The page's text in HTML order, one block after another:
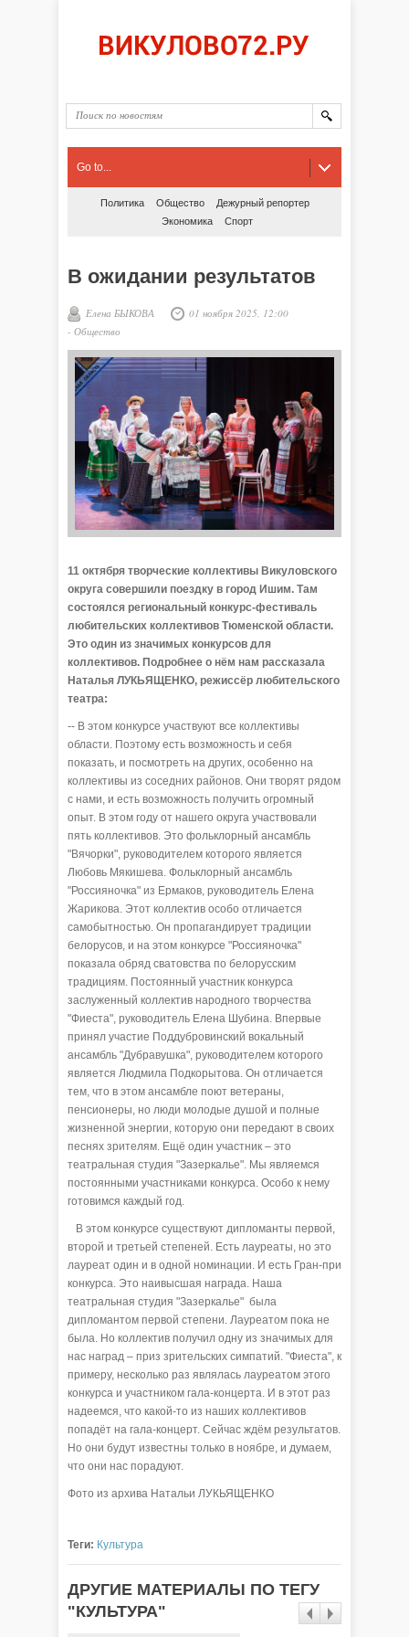
Go to...
Политика Общество
Дежурный репортер
Экономика
Спорт
В ожидании результатов
Елена БЫКОВА
01 ноября 2025, 12:00
- Общество
11 октября творческие коллективы Викуловского
округа совершили поездку в город Ишим. Там
состоялся региональный конкурс-фестиваль
любительских коллективов Тюменской области.
Это один из значимых конкурсов для
коллективов. Подробнее о нём нам рассказала
Наталья ЛУКЬЯЩЕНКО, режиссёр любительского
театра:
-- В этом конкурсе участвуют все коллективы
области. Поэтому есть возможность и себя
показать, и посмотреть на других, особенно на
коллективы из соседних районов. Они творят рядом
с нами, и есть возможность получить огромный
опыт. В этом году от нашего округа участвовали
пять коллективов. Это фольклорный ансамбль
"Вячорки", руководителем которого является
Любовь Мякишева. Фольклорный ансамбль
"Россияночка" из Ермаков, руководитель Елена
Жарикова. Этот коллектив особо отличается
самобытностью. Он пропагандирует традиции
белорусов, и на этом конкурсе "Россияночка"
показала обряд сватовства по белорусским
традициям. Постоянный участник конкурса
заслуженный коллектив народного творчества
"Фиеста", руководитель Елена Шубина. Впервые
принял участие Поддубровинский вокальный
ансамбль "Дубравушка", руководителем которого
является Людмила Подкорытова. Он отличается
тем, что в этом ансамбле поют ветераны,
пенсионеры, но люди молодые душой и полные
жизненной энергии, которую они передают в своих
песнях зрителям. Ещё один участник – это
театральная студия "Зазеркалье". Мы являемся
постоянными участниками конкурса. Особо к нему
готовимся каждый год.
В этом конкурсе существуют дипломанты первой,
второй и третьей степеней. Есть лауреаты, но это
лауреат один и в одной номинации. И есть Гран-при
конкурса. Это наивысшая награда. Наша
театральная студия "Зазеркалье" была
дипломантом первой степени. Лауреатом пока не
была. Но коллектив получил одну из значимых для
нас наград – приз зрительских симпатий. "Фиеста", к
примеру, несколько раз являлась лауреатом этого
конкурса и участником гала-концерта. И в этот раз
надеемся, что какой-то из наших коллективов
попадёт на гала-концерт. Сейчас ждём результатов.
Но они будут известны только в ноябре, и думаем,
что они нас порадуют.
Фото из архива Натальи ЛУКЬЯЩЕНКО
Теги: Культура
ДРУГИЕ МАТЕРИАЛЫ ПО ТЕГУ
"КУЛЬТУРА"